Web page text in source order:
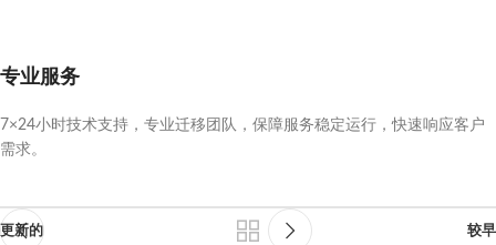
专业服务
7×24小时技术支持，专业迁移团队，保障服务稳定运行，快速响应客户
需求。
更新的 较早